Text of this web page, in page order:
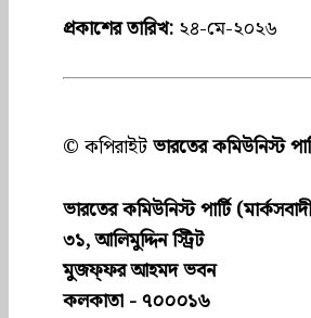
প্রকাশের তারিখ: ২৪-মে-২০২৬
© কপিরাইটভারতের কমিউনিস্ট
ভারতের কমিউনিস্ট পার্টি
৩১, আলিমুদ্দিন স্ট্রিট
মুজফ্ফ‌র আহমদ ভবন
কলকাতা - ৭০০০১৬